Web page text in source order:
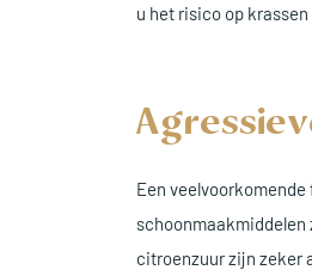
u het risico op
Een
schoonmaakmiddelen
citroenzuur zijn zeker